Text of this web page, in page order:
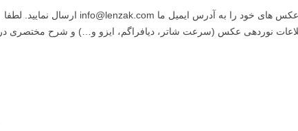
برای شرکت کردن در این بخش عکس های خود را به آدرس ایمیل ما info@lenzak.com ارسال نمایید. لطفا
نوردهی عکس (سرعت شاتر، دیافراگم، ایزو و…) و شرح مختصری در